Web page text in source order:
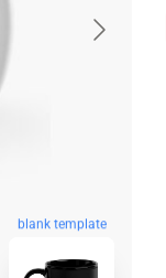
blank template